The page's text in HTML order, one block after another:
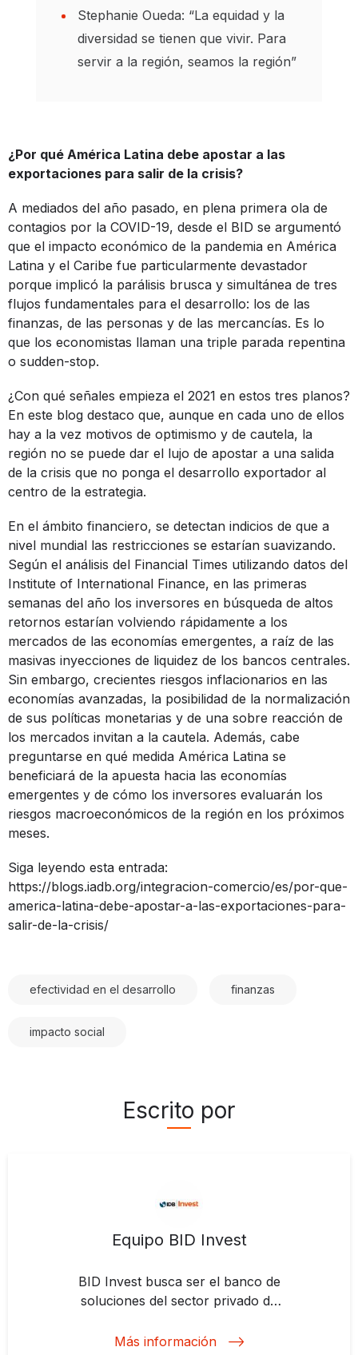
Stephanie Oueda: “La equidad y la
diversidad se tienen que vivir. Para
servir a la región, seamos la región”
¿Por qué América Latina debe apostar a las
exportaciones para salir de la crisis?
A mediados del año pasado, en plena primera ola de
contagios por la COVID-19, desde el BID se argumentó
que el impacto económico de la pandemia en América
Latina y el Caribe fue particularmente devastador
porque implicó la parálisis brusca y simultánea de tres
flujos fundamentales para el desarrollo: los de las
finanzas, de las personas y de las mercancías. Es lo
que los economistas llaman una triple parada repentina
o sudden-stop.
¿Con qué señales empieza el 2021 en estos tres planos?
En este blog destaco que, aunque en cada uno de ellos
hay a la vez motivos de optimismo y de cautela, la
región no se puede dar el lujo de apostar a una salida
de la crisis que no ponga el desarrollo exportador al
centro de la estrategia.
En el ámbito financiero, se detectan indicios de que a
nivel mundial las restricciones se estarían suavizando.
Según el análisis del Financial Times utilizando datos del
Institute of International Finance, en las primeras
semanas del año los inversores en búsqueda de altos
retornos estarían volviendo rápidamente a los
mercados de las economías emergentes, a raíz de las
masivas inyecciones de liquidez de los bancos centrales.
Sin embargo, crecientes riesgos inflacionarios en las
economías avanzadas, la posibilidad de la normalización
de sus políticas monetarias y de una sobre reacción de
los mercados invitan a la cautela. Además, cabe
preguntarse en qué medida América Latina se
beneficiará de la apuesta hacia las economías
emergentes y de cómo los inversores evaluarán los
riesgos macroeconómicos de la región en los próximos
meses.
Siga leyendo esta entrada:
https://blogs.iadb.org/integracion-comercio/es/por-que-
america-latina-debe-apostar-a-las-exportaciones-para-
salir-de-la-crisis/
efectividad en el desarrollo finanzas
impacto social
Escrito por
Equipo BID Invest
BID Invest busca ser el banco de
soluciones del sector privado de
Apoyamos proyectos para
Más información